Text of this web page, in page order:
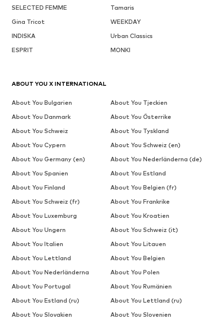
SELECTED FEMME
Tamaris
Gina Tricot
WEEKDAY
INDISKA
Urban Classics
ESPRIT
MONKI
ABOUT YOU X INTERNATIONAL
About You Bulgarien
About You Tjeckien
About You Danmark
About You Österrike
About You Schweiz
About You Tyskland
About You Cypern
About You Schweiz (en)
About You Germany (en)
About You Nederländerna (de)
About You Spanien
About You Estland
About You Finland
About You Belgien (fr)
About You Schweiz (fr)
About You Frankrike
About You Luxemburg
About You Kroatien
About You Ungern
About You Schweiz (it)
About You Italien
About You Litauen
About You Lettland
About You Belgien
About You Nederländerna
About You Polen
About You Portugal
About You Rumänien
About You Estland (ru)
About You Lettland (ru)
About You Slovakien
About You Slovenien